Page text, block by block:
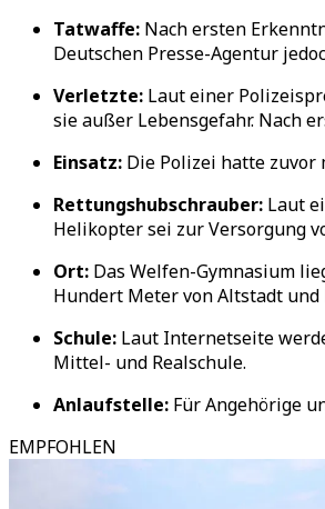
Tatwaffe: Nach ersten
Deutschen Presse-Agentur
Verletzte: Laut einer
sie außer Lebensgefahr. Nach
Einsatz: Die Polizei hatte zuvor
Rettungshubschrauber: Laut
Helikopter sei zur Versorgung
Ort: Das Welfen-Gymnasium
Hundert Meter von Altstadt und
Schule: Laut Internetseite
Mittel- und Realschule.
Anlaufstelle: Für Angehörige
EMPFOHLEN